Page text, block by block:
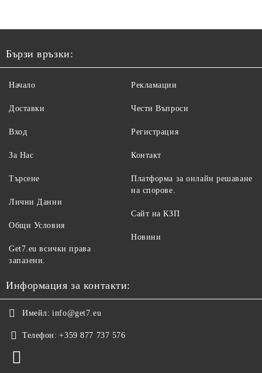
Бързи връзки:
Начало
Доставки
Вход
За Нас
Рекламации
Чести Въпроси
Регистрация
Контакт
Търсене
Лични Данни
Общи Условия
Get7.eu всички права
запазени.
Платформа за онлайн решаване
на спорове.
Сайт на КЗП
Новини
Информация за контакти:
Имейл: info@get7.eu
Телефон: +359 877 737 576